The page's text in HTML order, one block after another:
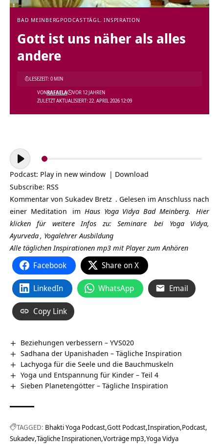
BAD MEINBERG PODCASTTÄGL. INSPIRATION
Gott ist uns näher als alles
andere
ZULETZT AKTUALISIERT: 22. APRIL 2026 12:09
VONRAFAELA VOR 12 JAHREN
LESEZEIT: 0 MIN
Audio-
Player
Podcast: Play in new window | Download
Subscribe: RSS
Kommentar von Sukadev Bretz . Gelesen im Anschluss nach
einer Meditation im Haus Yoga Vidya Bad Meinberg.
Hier
klicken für weitere Infos zu: Seminare
bei Yoga Vidya,
Ayurveda, Yogalehrer Ausbildung
Alle täglichen Inspirationen mp3 mit Player zum Anhören
Facebook Share on X
LinkedIn WhatsApp Email
Copy Link
Beziehungen verbessern – YVS020
Sadhana der Upanishaden – Tägliche Inspiration
Lachyoga für die Seele und die Bauchmuskeln
Yoga und Entspannung für Kinder – Teil 4
Sieben Planetengötter – Tägliche Inspiration
TAGGED: Bhakti Yoga Podcast Gott Podcast Inspiration Podcast
Sukadev Tägliche Inspirationen Vorträge mp3 Yoga Vidya